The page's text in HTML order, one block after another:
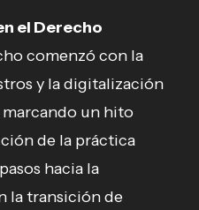
el Derecho
comenzó con la
y la digitalización
un hito
de la práctica
hacia la
la transición de